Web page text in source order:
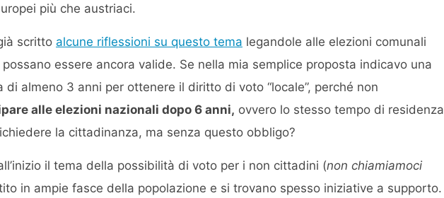
più che austriaci.
scritto alcune riflessioni su questo tema legandole alle elezioni comunali
essere ancora valide. Se nella mia semplice proposta indicavo una
di almeno 3 anni per ottenere il diritto di voto “locale”, perché non
alle elezioni nazionali dopo 6 anni, ovvero lo stesso tempo di residenza
la cittadinanza, ma senza questo obbligo?
il tema della possibilità di voto per i non cittadini (non chiamiamoci
in ampie fasce della popolazione e si trovano spesso iniziative a supporto.